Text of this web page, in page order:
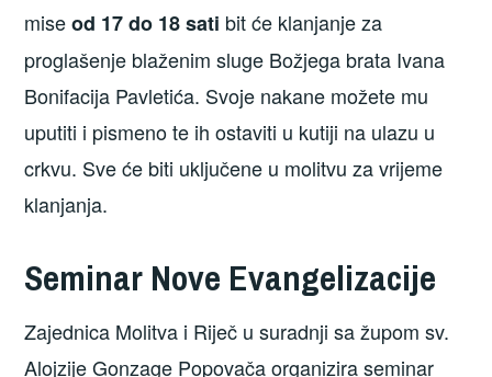
miseod 17 do 18 sati bit će klanjanje za
proglašenje blaženim sluge Božjega brata Ivana
Bonifacija Pavletića. Svoje nakane možete mu
uputiti i pismeno te ih ostaviti u kutiji na ulazu u
crkvu. Sve će biti uključene u molitvu za vrijeme
klanjanja.
Seminar Nove Evangelizacije
Zajednica Molitva i Riječ u suradnji sa župom sv.
Alojzije Gonzage Popovača organizira seminar